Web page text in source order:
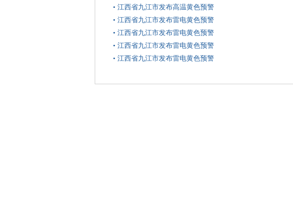
• 江西省九江市发布高温黄色预警
• 江西省九江市发布雷电黄色预警
• 江西省九江市发布雷电黄色预警
• 江西省九江市发布雷电黄色预警
• 江西省九江市发布雷电黄色预警